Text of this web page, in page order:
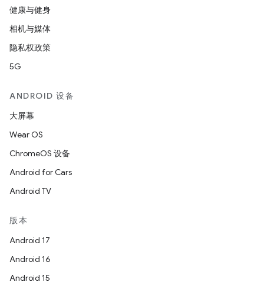
健康与健身
相机与媒体
隐私权政策
5G
ANDROID 设备
大屏幕
Wear OS
ChromeOS 设备
Android for Cars
Android TV
版本
Android 17
Android 16
Android 15